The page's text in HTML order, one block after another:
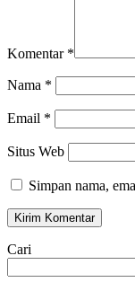
Komentar *
Nama *
Email *
Situs Web
Simpan nama,
Cari